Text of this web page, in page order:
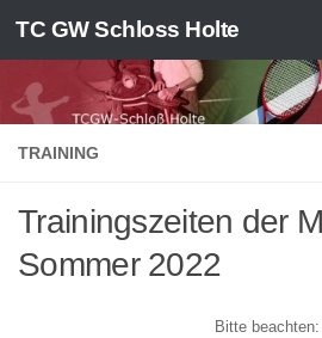
Zum Inhalt springen
TC GW Schloss Holte
TRAINING
Trainingszeiten der
Sommer 2022
Bitte beachten: